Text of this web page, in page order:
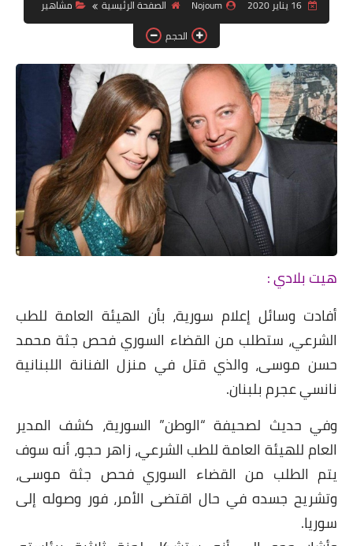
دين ودنيا
صور
فيديوهات
رياضة
تكنولوجيا
16 يناير 2020 Nojoum الصفحة الرئيسية
مشاهير
الحجم
هيت بلادي :
أفادت وسائل إعلام سورية، بأن الهيئة العامة للطب
الشرعي، ستطلب من القضاء السوري فحص جثة محمد
حسن موسى، والذي قتل في منزل الفنانة اللبنانية
نانسي عجرم بلبنان.
وفي حديث لصحيفة “الوطن” السورية، كشف المدير
العام للهيئة العامة للطب الشرعي، زاهر حجو، أنه سوف
يتم الطلب من القضاء السوري فحص جثة موسى،
وتشريح جسده في حال اقتضى الأمر، فور وصوله إلى
سوريا.